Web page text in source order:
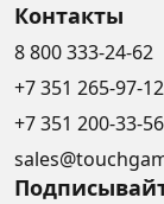
Контакты
8 800 333-24-62
+7 351 265-97-12
+7 351 200-33-56